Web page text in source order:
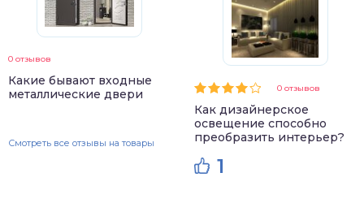
0 отзывов
Какие бывают входные
металлические двери
Смотреть все отзывы на товары
0 отзывов
Как дизайнерское
освещение способно
преобразить интерьер?
1